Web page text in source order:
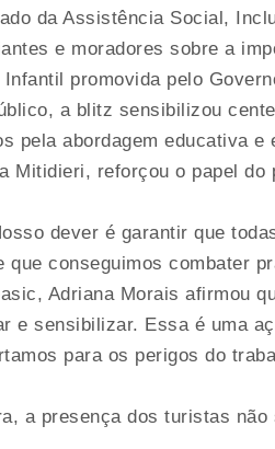
da Assistência Social,
e moradores sobre a
promovida pelo
a blitz sensibilizou
pela abordagem educativa e
reforçou o papel
dever é garantir que
conseguimos combater
Adriana Morais afirmou
e sensibilizar. Essa é uma
para os perigos do
a presença dos turistas